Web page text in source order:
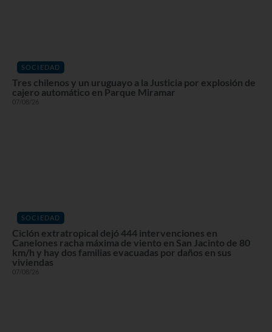
SOCIEDAD
Tres chilenos y un uruguayo a la Justicia por explosión de
cajero automático en Parque Miramar
07/08/26
SOCIEDAD
Ciclón extratropical dejó 444 intervenciones en
Canelones racha máxima de viento en San Jacinto de 80
km/h y hay dos familias evacuadas por daños en sus
viviendas
07/08/26